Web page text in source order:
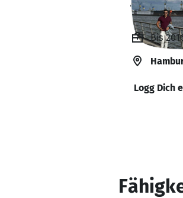
Tobi
Bis
Logg Dich